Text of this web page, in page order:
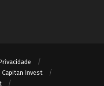
Capitan Invest